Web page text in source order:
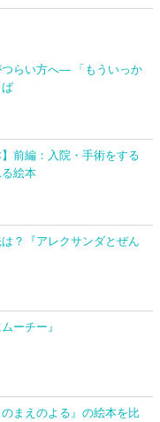
つらい方へ― 「もういっか
ば
前編：入院・手術をする
絵本
？『アレクサンダとぜん
ーチー』
まえのよる』の絵本を比